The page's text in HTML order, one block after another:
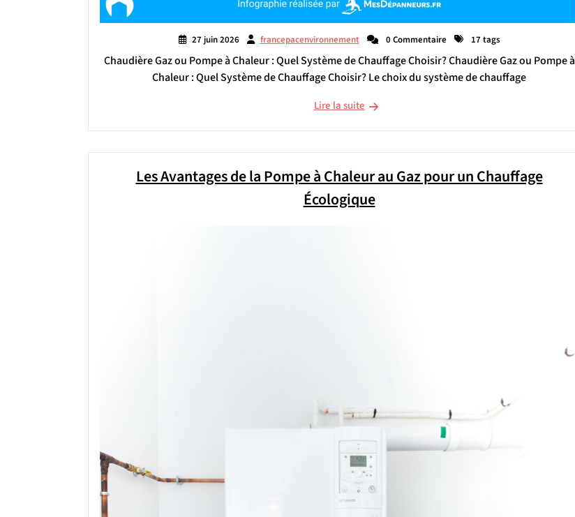
27 juin 2026 francepacenvironnement 0 Commentaire 17 tags
Chaudière Gaz ou Pompe à Chaleur : Quel Système de Chauffage Choisir? Chaudière Gaz ou Pompe à
Chaleur : Quel Système de Chauffage Choisir? Le choix du système de chauffage
Lire la suite
Les Avantages de la Pompe à Chaleur au Gaz pour un Chauffage
Écologique